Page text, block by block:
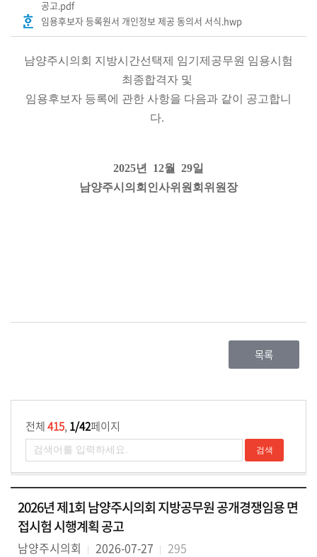
동
회
식
회
린
마
당
용
안
내
공고.pdf
임용후보자 등록원서 개인정보 제공 동의서 서식.hwp
남양주시의회 지방시간선택제 임기제공무원 임용시험
최종합격자 및
임용후보자 등록에 관한 사항을 다음과 같이 공고합니
다.
2025년 12월 29일
남양주시의회인사위원회위원장
목록
전체415, 1/42페이지
2026년 제1회 남양주시의회 지방공무원 공개경쟁임용 면
접시험 시행계획 공고
남양주시의회 2026-07-27 295